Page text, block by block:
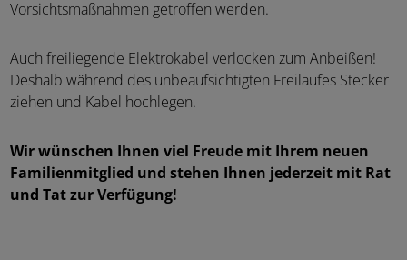
Vorsichtsmaßnahmen getroffen werden.
Auch freiliegende Elektrokabel verlocken zum Anbeißen!
Deshalb während des unbeaufsichtigten Freilaufes Stecker
ziehen und Kabel hochlegen.
Wir wünschen Ihnen viel Freude mit Ihrem neuen
Familienmitglied und stehen Ihnen jederzeit mit Rat
und Tat zur Verfügung!